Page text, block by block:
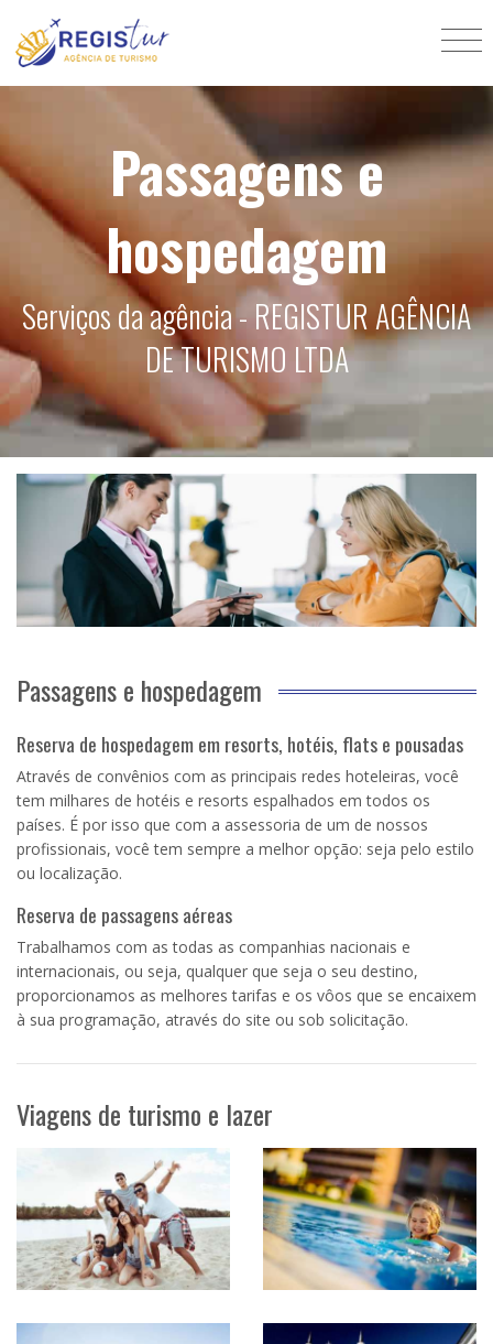
Passagens e
hospedagem
Serviços da agência - REGISTUR AGÊNCIA
DE TURISMO LTDA
Passagens e hospedagem
Reserva de hospedagem em resorts, hotéis, flats e pousadas
Através de convênios com as principais redes hoteleiras, você
tem milhares de hotéis e resorts espalhados em todos os
países. É por isso que com a assessoria de um de nossos
profissionais, você tem sempre a melhor opção: seja pelo estilo
ou localização.
Reserva de passagens aéreas
Trabalhamos com as todas as companhias nacionais e
internacionais, ou seja, qualquer que seja o seu destino,
proporcionamos as melhores tarifas e os vôos que se encaixem
à sua programação, através do site ou sob solicitação.
Viagens de turismo e lazer